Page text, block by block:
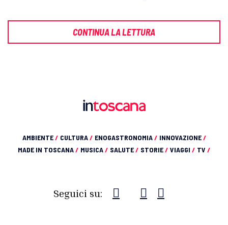
CONTINUA LA LETTURA
AMBIENTE/ CULTURA/ ENOGASTRONOMIA/ INNOVAZIONE/
MADE IN TOSCANA/ MUSICA/ SALUTE/ STORIE/ VIAGGI / TV /
Seguici su: